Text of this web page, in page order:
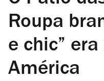
Roupa
e chic”
América